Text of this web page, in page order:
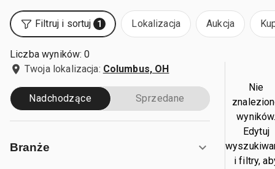
Filtruj i sortuj 1 Lokalizacja Aukcja
Liczba wyników: 0
Twoja lokalizacja: Columbus, OH
Nadchodzące Sprzedane
Branże
Nie
Edytuj
i filtry,